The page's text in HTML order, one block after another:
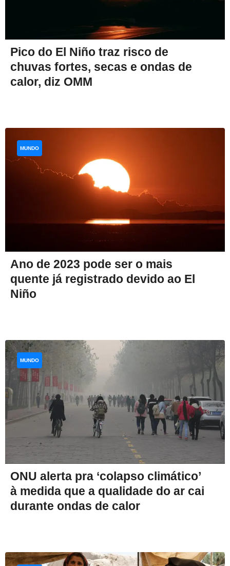
Pico do El Niño traz risco de
chuvas fortes, secas e ondas de
calor, diz OMM
Ano de 2023 pode ser o mais
quente já registrado devido ao El
Niño
MUNDO
ONU alerta pra ‘colapso climático’
à medida que a qualidade do ar cai
durante ondas de calor
MUNDO